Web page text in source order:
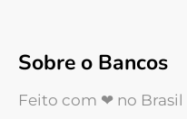
Sobre o Bancos
Feito com ❤ no Brasil